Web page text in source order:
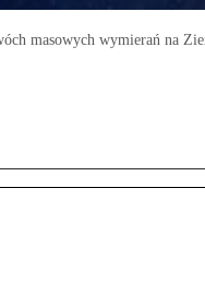
masowych wymierań na